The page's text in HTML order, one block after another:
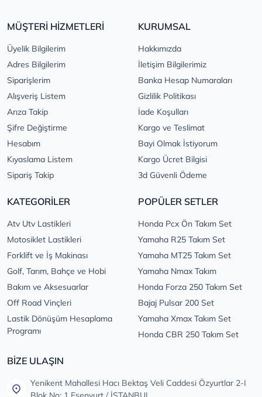
MÜŞTERİ HİZMETLERİ
Üyelik Bilgilerim
Adres Bilgilerim
Siparişlerim
Alışveriş Listem
Arıza Takip
Şifre Değiştirme
Hesabım
Kıyaslama Listem
Sipariş Takip
KURUMSAL
Hakkımızda
İletişim Bilgilerimiz
Banka Hesap Numaraları
Gizlilik Politikası
İade Koşulları
Kargo ve Teslimat
Bayi Olmak İstiyorum
Kargo Ücret Bilgisi
3d Güvenli Ödeme
KATEGORİLER
Atv Utv Lastikleri
Motosiklet Lastikleri
Forklift ve İş Makinası
Golf, Tarım, Bahçe ve Hobi
Bakım ve Aksesuarlar
Off Road Vinçleri
Lastik Dönüşüm Hesaplama
Programı
POPÜLER SETLER
Honda Pcx Ön Takım Set
Yamaha R25 Takım Set
Yamaha MT25 Takım Set
Yamaha Nmax Takım
Honda Forza 250 Takım Set
Bajaj Pulsar 200 Set
Yamaha Xmax Takım Set
Honda CBR 250 Takım Set
BİZE ULAŞIN
Yenikent Mahallesi Hacı Bektaş Veli Caddesi Özyurtlar 2-I